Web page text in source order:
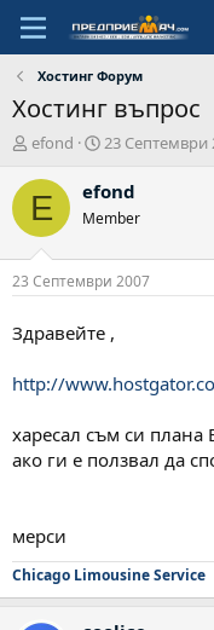
Хостинг Форум
Хостинг въпрос
А
т
о
efond
Н
ч
л
д
т
23 Септември
E efond
Member
23 Септември 2007
Здравейте ,
http://
харесал съм си плана
ако ги е ползвал да
мерси
Chicago Limousine Service